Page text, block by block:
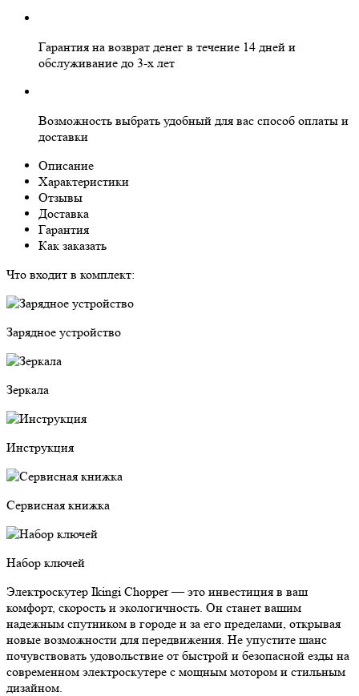
Гарантия на возврат денег в течение 14 дней и
обслуживание до 3-х лет
Возможность выбрать удобный для вас способ оплаты и
доставки
Описание
Характеристики
Отзывы
Доставка
Гарантия
Как заказать
Что входит в комплект:
Зарядное устройство
Зеркала
Инструкция
Сервисная книжка
Набор ключей
Электроскутер Ikingi Chopper — это инвестиция в ваш
комфорт, скорость и экологичность. Он станет вашим
надежным спутником в городе и за его пределами, открывая
новые возможности для передвижения. Не упустите шанс
почувствовать удовольствие от быстрой и безопасной езды на
современном электроскутере с мощным мотором и стильным
дизайном.